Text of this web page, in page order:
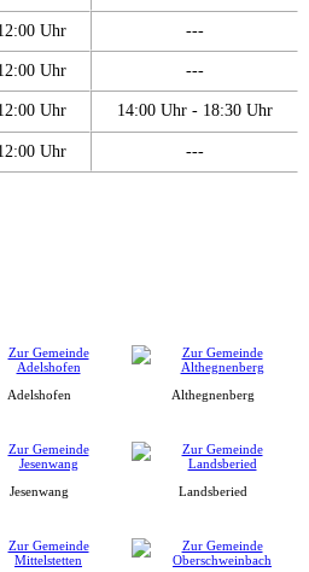
Uhr ---
Uhr ---
Uhr 14:00 Uhr - 18:30 Uhr
Uhr ---
Adelshofen Althegnenberg
Jesenwang Landsberied